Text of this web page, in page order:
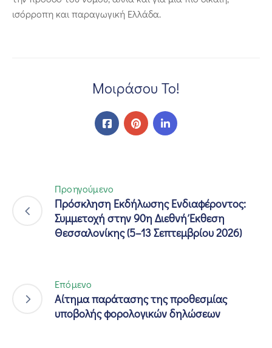
ισόρροπη και παραγωγική Ελλάδα.
Μοιράσου Το!
Προηγούμενο
Πρόσκληση Εκδήλωσης Ενδιαφέροντος:
Συμμετοχή στην 90η Διεθνή Έκθεση
Θεσσαλονίκης (5–13 Σεπτεμβρίου 2026)
Επόμενο
Αίτημα παράτασης της προθεσμίας
υποβολής φορολογικών δηλώσεων